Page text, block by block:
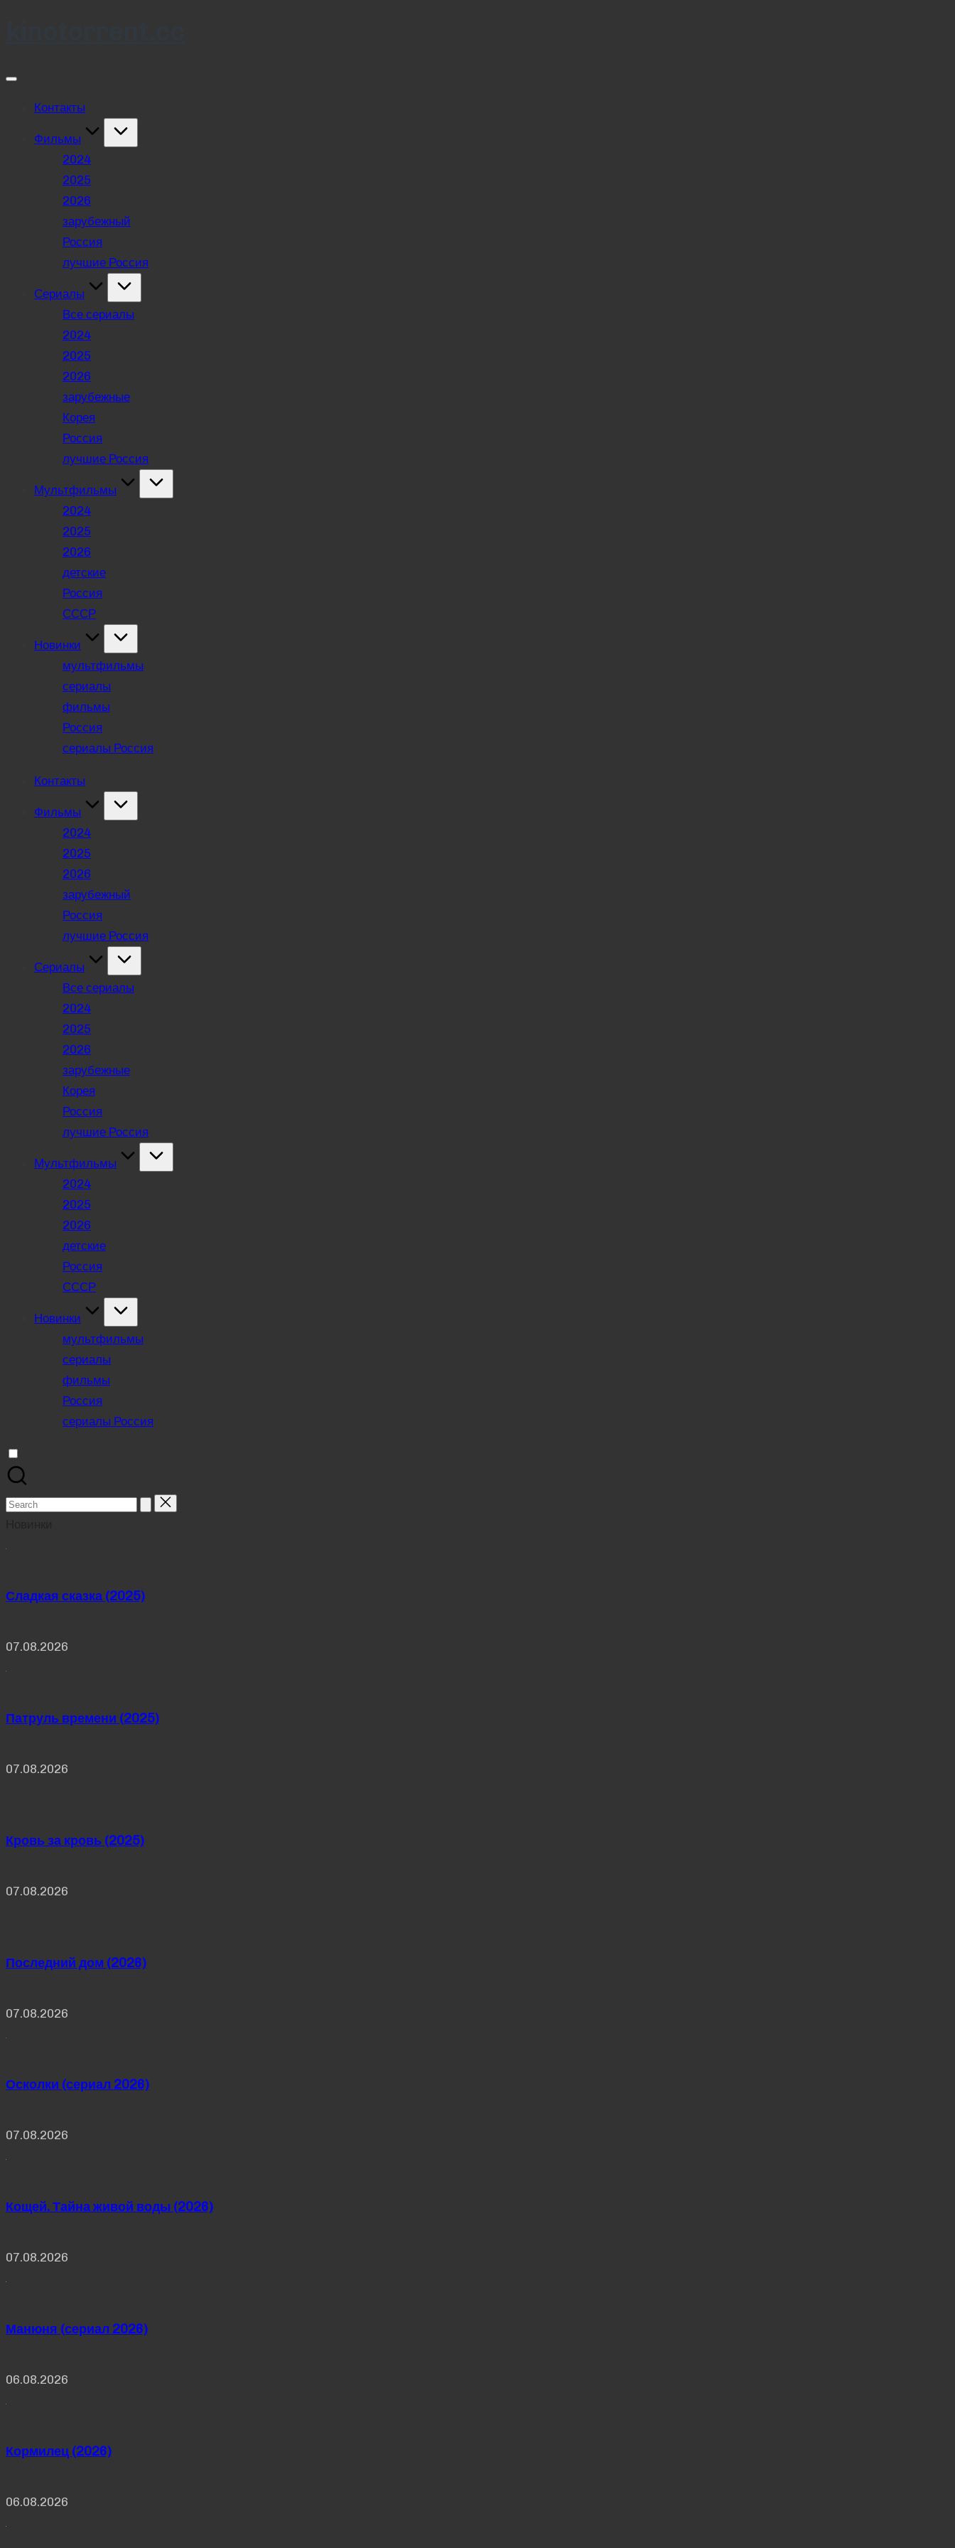
Контакты
Фильмы
2024
2025
2026
зарубежный
Россия
лучшие Россия
Сериалы
Все сериалы
2024
2025
2026
зарубежные
Корея
Россия
лучшие Россия
Мультфильмы
2024
2025
2026
детские
Россия
СССР
Новинки
мультфильмы
сериалы
фильмы
Россия
сериалы Россия
Контакты
Фильмы
2024
2025
2026
зарубежный
Россия
лучшие Россия
Сериалы
Все сериалы
2024
2025
2026
зарубежные
Корея
Россия
лучшие Россия
Мультфильмы
2024
2025
2026
детские
Россия
СССР
Новинки
мультфильмы
сериалы
фильмы
Россия
сериалы Россия
Search
Сладкая сказка (2025)
07.08.2026
Патруль времени (2025)
07.08.2026
Кровь за кровь (2025)
07.08.2026
Последний дом (2026)
07.08.2026
Осколки (сериал 2026)
07.08.2026
Кощей. Тайна живой воды (2026)
07.08.2026
Манюня (сериал 2026)
06.08.2026
Кормилец (2026)
06.08.2026